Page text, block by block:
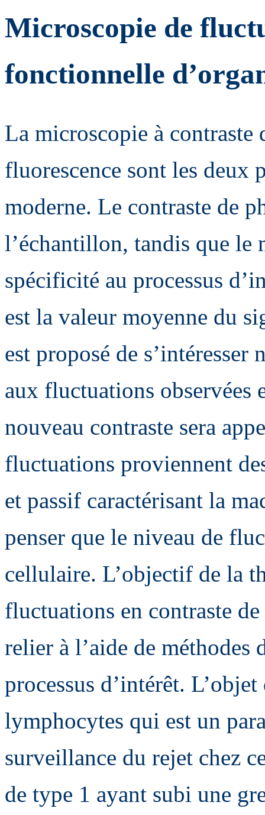
Microscopie de
fonctionnelle
La microscopie à contraste
fluorescence sont les deux
moderne. Le contraste de
l’échantillon, tandis que le
spécificité au processus
est la valeur moyenne du
est proposé de
aux fluctuations observées
nouveau contraste sera
fluctuations proviennent
et passif caractérisant la
penser que le niveau de
cellulaire. L’objectif de la
fluctuations en contraste
relier à l’aide de méthodes
processus d’intérêt.
lymphocytes qui est un
surveillance du rejet chez
de type 1 ayant subi une